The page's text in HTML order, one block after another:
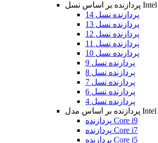
پردازنده بر اساس نسل Intel
پردازنده نسل 14
پردازنده نسل 13
پردازنده نسل 12
پردازنده نسل 11
پردازنده نسل 10
پردازنده نسل 9
پردازنده نسل 8
پردازنده نسل 7
پردازنده نسل 6
پردازنده نسل 4
پردازنده بر اساس مدل Intel
پردازنده Core i9
پردازنده Core i7
پردازنده Core i5